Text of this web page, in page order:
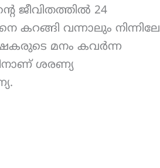
ജീവിതത്തിൽ 24
വന്നാലും നിന്നിലേ
മനം കവർന്ന
ശരണ്യ